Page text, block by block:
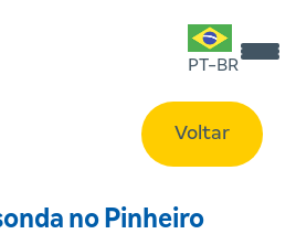
PT-BR
Voltar
no Pinheiro